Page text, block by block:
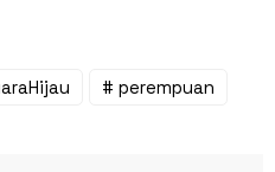
# perempuan